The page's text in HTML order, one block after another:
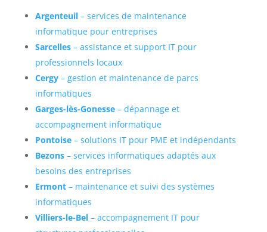
Argenteuil– services de maintenance
informatique pour entreprises
Sarcelles– assistance et support IT pour
professionnels locaux
Cergy– gestion et maintenance de parcs
informatiques
Garges-lès-Gonesse– dépannage et
accompagnement informatique
Pontoise– solutions IT pour PME et indépendants
Bezons– services informatiques adaptés aux
besoins des entreprises
Ermont– maintenance et suivi des systèmes
informatiques
Villiers-le-Bel– accompagnement IT pour